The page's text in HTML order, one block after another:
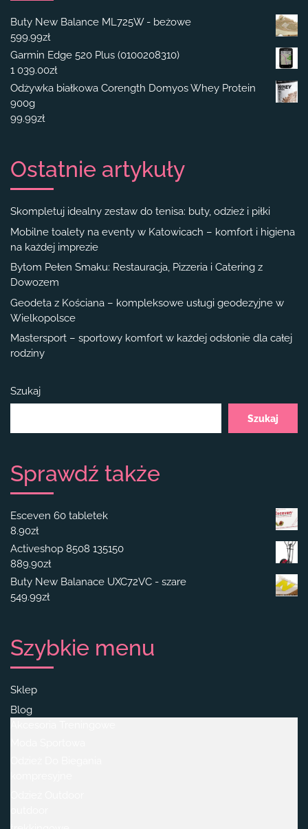
Buty New Balance ML725W - beżowe
599.99zł
Garmin Edge 520 Plus (0100208310)
1 039.00zł
Odżywka białkowa Corength Domyos Whey Protein
900g
99.99zł
Ostatnie artykuły
Skompletuj idealny zestaw do tenisa: buty, odzież i piłki
Mobilne toalety na eventy w Katowicach – komfort i higiena
na każdej imprezie
Bytom Pełen Smaku: Restauracja, Pizzeria i Catering z
Dowozem
Geodeta z Kościana – kompleksowe usługi geodezyjne w
Wielkopolsce
Mastersport – sportowy komfort w każdej odsłonie dla całej
rodziny
Szukaj
Szukaj
Sprawdź także
Esceven 60 tabletek
8.90zł
Activeshop 8508 135150
889.90zł
Buty New Balanace UXC72VC - szare
549.99zł
Szybkie menu
Sklep
Blog